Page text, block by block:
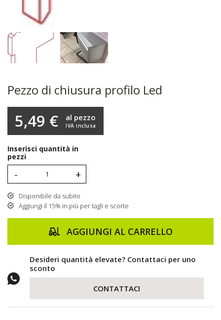
Pezzo di chiusura profilo Led
5,49 € IVA inclusa
al pezzo
Inserisci quantità in
pezzi
- +
Disponibile da subito
Aggiungi il 15% in più per tagli e scorte
AGGIUNGI AL CARRELLO
Desideri quantità elevate? Contattaci per uno
sconto
CONTATTACI